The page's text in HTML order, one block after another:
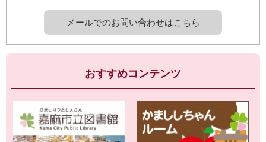
メールでのお問い合わせはこちら
おすすめコンテンツ